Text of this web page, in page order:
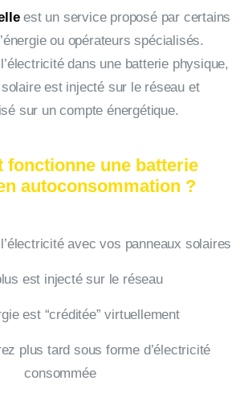
est un service proposé par certains
ou opérateurs spécialisés.
dans une batterie physique,
est injecté sur le réseau et
sur un compte énergétique.
fonctionne une batterie
autoconsommation ?
avec vos panneaux solaires
est injecté sur le réseau
est “créditée” virtuellement
plus tard sous forme d’électricité
consommée